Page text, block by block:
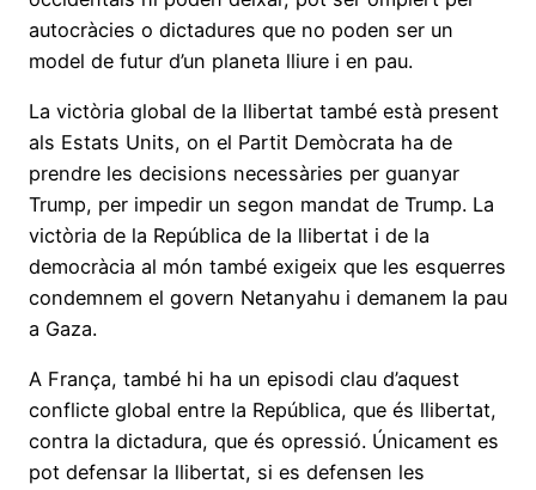
autocràcies o dictadures que no poden ser un
model de futur d’un planeta lliure i en pau.
La victòria global de la llibertat també està present
als Estats Units, on el Partit Demòcrata ha de
prendre les decisions necessàries per guanyar
Trump, per impedir un segon mandat de Trump. La
victòria de la República de la llibertat i de la
democràcia al món també exigeix que les esquerres
condemnem el govern Netanyahu i demanem la pau
a Gaza.
A França, també hi ha un episodi clau d’aquest
conflicte global entre la República, que és llibertat,
contra la dictadura, que és opressió. Únicament es
pot defensar la llibertat, si es defensen les